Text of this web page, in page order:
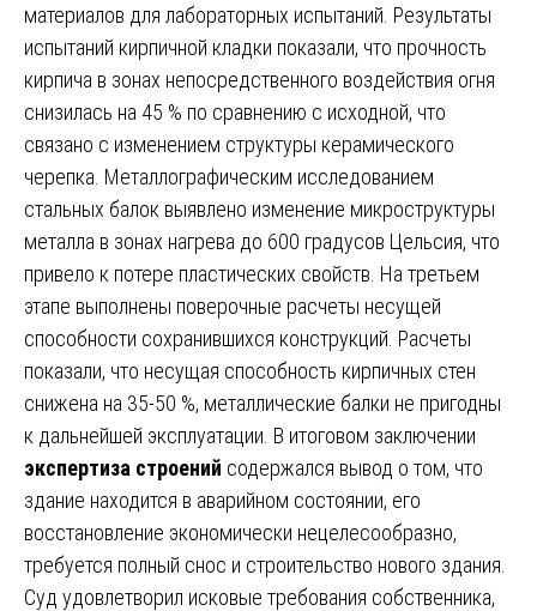
материалов для лабораторных испытаний. Результаты
испытаний кирпичной кладки показали, что прочность
кирпича в зонах непосредственного воздействия огня
снизилась на 45 % по сравнению с исходной, что
связано с изменением структуры керамического
черепка. Металлографическим исследованием
стальных балок выявлено изменение микроструктуры
металла в зонах нагрева до 600 градусов Цельсия, что
привело к потере пластических свойств. На третьем
этапе выполнены поверочные расчеты несущей
способности сохранившихся конструкций. Расчеты
показали, что несущая способность кирпичных стен
снижена на 35-50 %, металлические балки не пригодны
к дальнейшей эксплуатации. В итоговом заключении
экспертиза строений содержался вывод о том, что
здание находится в аварийном состоянии, его
восстановление экономически нецелесообразно,
требуется полный снос и строительство нового здания.
Суд удовлетворил исковые требования собственника,